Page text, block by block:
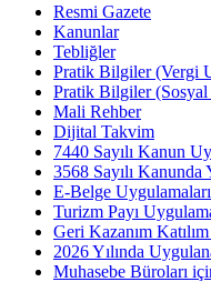
Resmi Gazete
Kanunlar
Tebliğler
Pratik Bilgiler (Vergi
Pratik Bilgiler
Mali Rehber
Dijital Takvim
7440 Sayılı Kanun
3568 Sayılı
E-Belge
Turizm Payı
Geri Kazanım
2026 Yılında
Muhasebe Büroları